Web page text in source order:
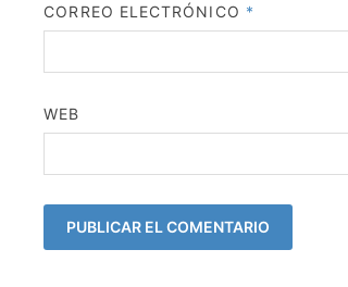
CORREO ELECTRÓNICO *
WEB